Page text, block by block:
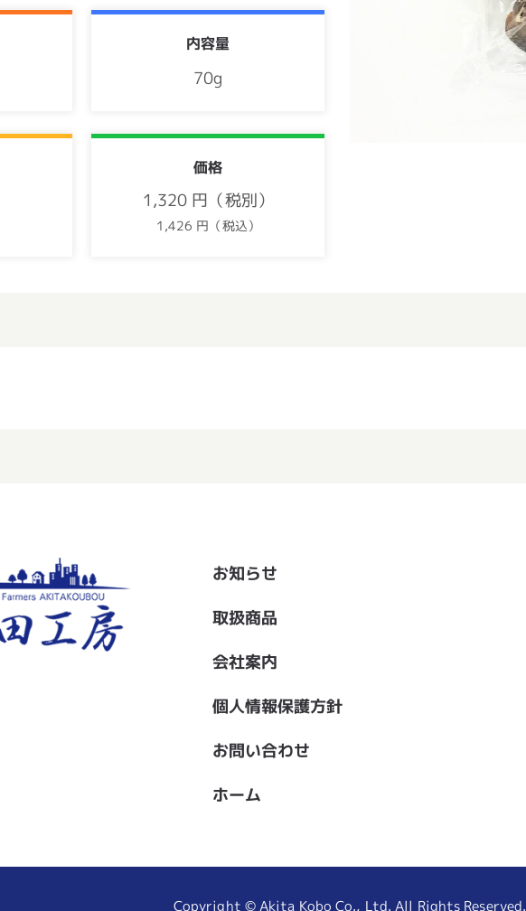
内容量
70g
価格
1,320 円（税別）
1,426 円（税込）
お知らせ
取扱商品
会社案内
個人情報保護方針
お問い合わせ
ホーム
Copyright © Akita Kobo Co., Ltd. All Rights Reserved.